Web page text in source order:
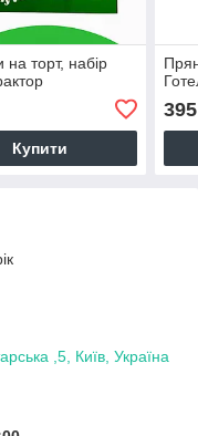
на торт, набір
Купити
395
,5, Київ, Україна